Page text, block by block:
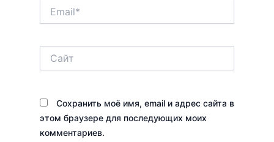
Сохранить моё имя, email и адрес сайта в
этом браузере для последующих моих
комментариев.